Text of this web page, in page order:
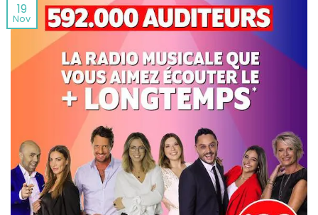
19
Nov